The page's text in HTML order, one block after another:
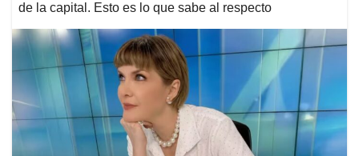
de la capital. Esto es lo que sabe al respecto